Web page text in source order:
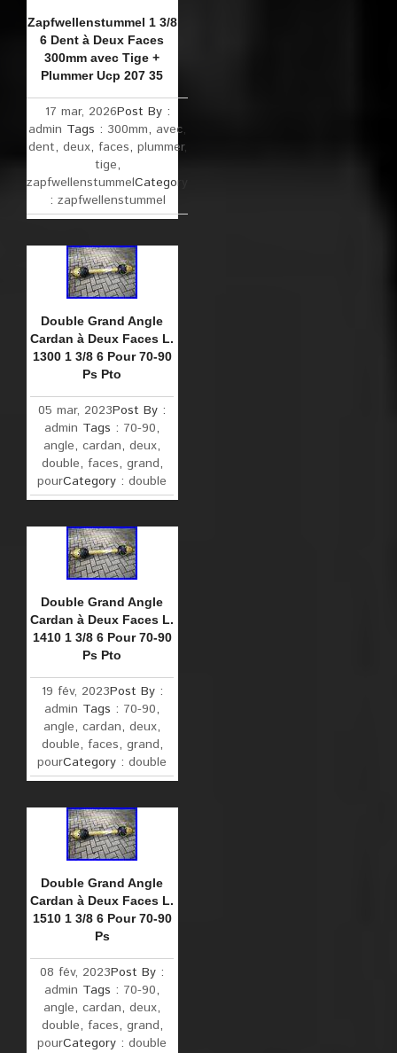
Zapfwellenstummel 1 3/8
6 Dent à Deux Faces
300mm avec Tige +
Plummer Ucp 207 35
17 mar, 2026Post By :
admin Tags : 300mm, avec,
dent, deux, faces, plummer,
tige,
zapfwellenstummelCategory
: zapfwellenstummel
Double Grand Angle
Cardan à Deux Faces L.
1300 1 3/8 6 Pour 70-90
Ps Pto
05 mar, 2023Post By :
admin Tags : 70-90,
angle,cardan,deux,
double, faces, grand,
pourCategory :double
Double Grand Angle
Cardan à Deux Faces L.
1410 1 3/8 6 Pour 70-90
Ps Pto
19 fév, 2023Post By :
admin Tags : 70-90,
angle,cardan,deux,
double, faces, grand,
pourCategory :double
Double Grand Angle
Cardan à Deux Faces L.
1510 1 3/8 6 Pour 70-90
Ps
08 fév, 2023Post By :
admin Tags : 70-90,
angle,cardan,deux,
double, faces, grand,
pourCategory :double